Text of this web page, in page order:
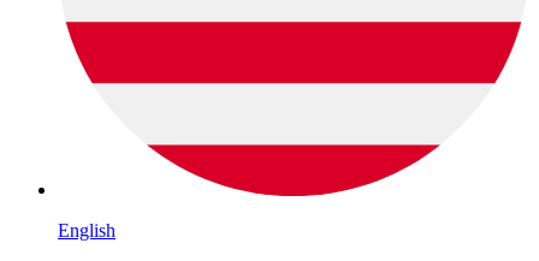
English